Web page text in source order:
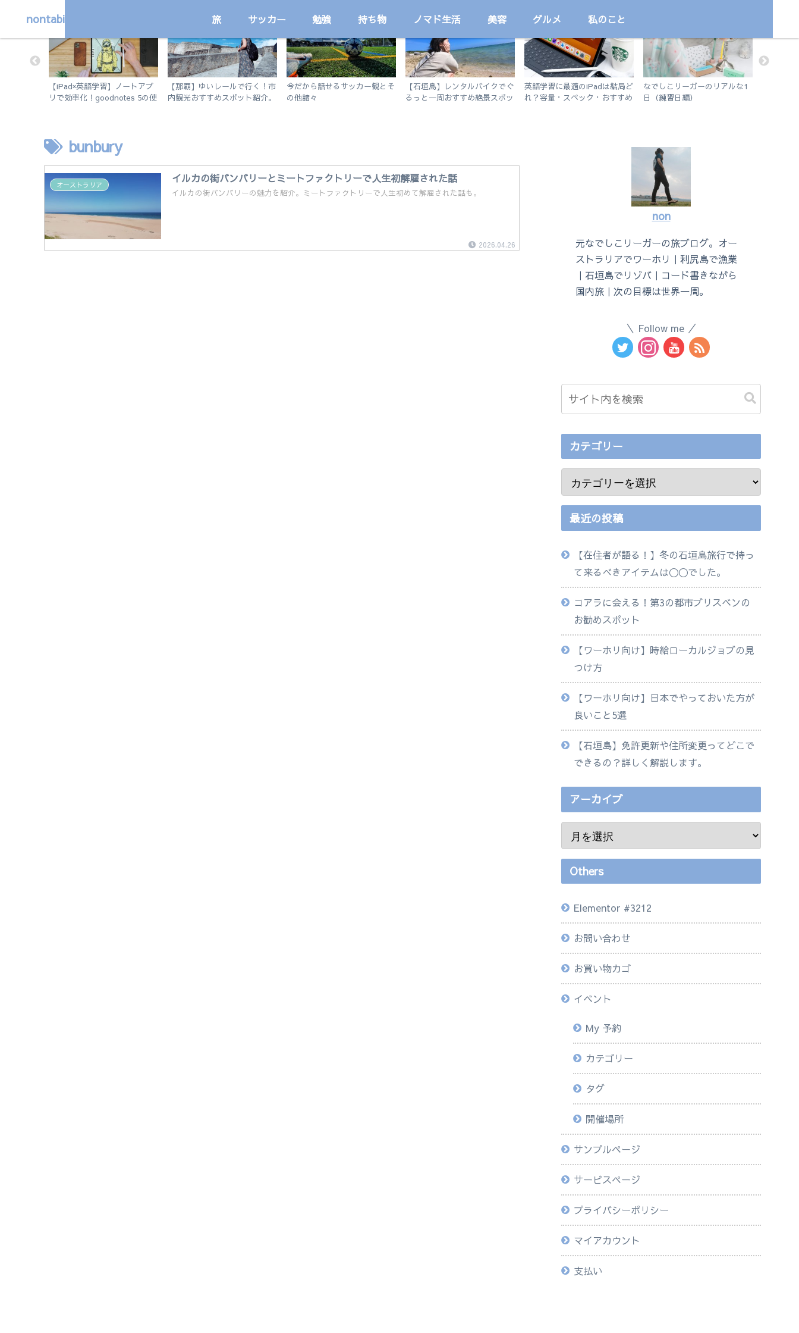
nontabi 旅 サッカー 勉強 持ち物 ノマド生活 美容 グルメ 私のこと
プログラミング学習
【iPad×英語学習】ノートアプ
リで効率化！goodnotes 5の使
【那覇】ゆいレールで行く！市
内観光おすすめスポット紹介。
サッカー
今だから話せるサッカー観とそ
の他諸々
旅
【石垣島】レンタルバイクでぐ
るっと一周おすすめ絶景スポッ
勉強
英語学習に最適のiPadは結局ど
れ？容量・スペック・おすすめ
なでしこリーガーのリアルな1
日（練習日編）
bunbury
オーストラリア
イルカの街バンバリーとミートファクトリーで人生初解雇された話
イルカの街バンバリーの魅力を紹介。ミートファクトリーで人生初めて解雇された話も。
2026.04.26
non
元なでしこリーガーの旅ブログ。オー
ストラリアでワーホリ｜利尻島で漁業
｜石垣島でリゾバ｜コード書きながら
国内旅｜次の目標は世界一周。
Follow me
カテゴリー
最近の投稿
【在住者が語る！】冬の石垣島旅行で持っ
て来るべきアイテムは◯◯でした。
コアラに会える！第3の都市ブリスベンの
お勧めスポット
【ワーホリ向け】時給ローカルジョブの見
つけ方
【ワーホリ向け】日本でやっておいた方が
良いこと5選
【石垣島】免許更新や住所変更ってどこで
できるの？詳しく解説します。
アーカイブ
Others
Elementor #3212
お問い合わせ
お買い物カゴ
イベント
My 予約
カテゴリー
タグ
開催場所
サンプルページ
サービスページ
プライバシーポリシー
マイアカウント
支払い